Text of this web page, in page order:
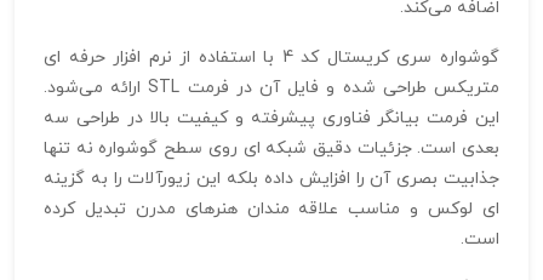
اضافه می‌کند.
گوشواره سری کریستال کد 4 با استفاده از نرم‌ افزار حرفه‌ ای
متریکس طراحی شده و فایل آن در فرمت STL ارائه می‌شود.
این فرمت بیانگر فناوری پیشرفته و کیفیت بالا در طراحی سه‌
بعدی است. جزئیات دقیق شبکه‌ ای روی سطح گوشواره نه تنها
جذابیت بصری آن را افزایش داده بلکه این زیورآلات را به گزینه‌
ای لوکس و مناسب علاقه‌ مندان هنرهای مدرن تبدیل کرده
است.